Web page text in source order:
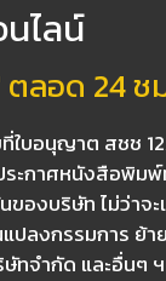
ไลน์
ลอด 24 ช
บอนุญาต สชช
ะกาศหนังสือพิมพ์
องบริษัท ไม่ว่าจะ
ปลงกรรมการ ย้
ทจำกัด และอื่นๆ